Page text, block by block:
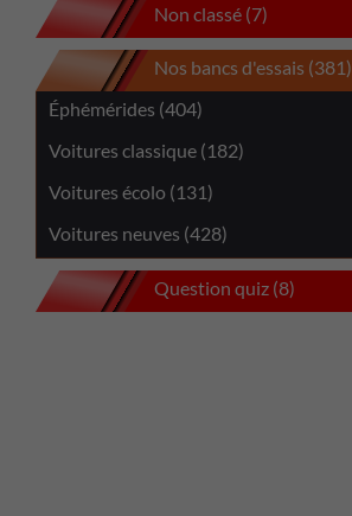
Non classé (7)
Nos bancs d'essais (381)
Éphémérides (404)
Voitures classique (182)
Voitures écolo (131)
Voitures neuves (428)
Question quiz (8)